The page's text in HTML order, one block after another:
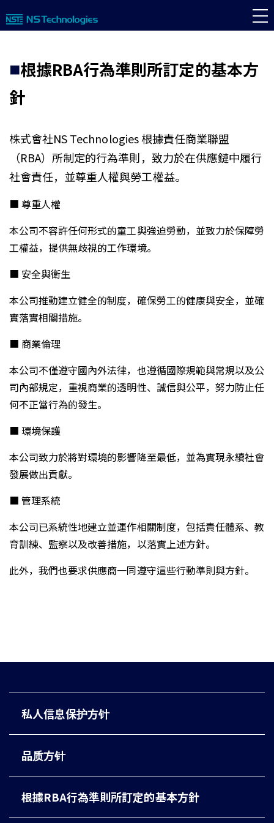
根據RBA行為準則所訂定的基本方
針
株式會社NS Technologies 根據責任商業聯盟
（RBA）所制定的行為準則，致力於在供應鏈中履行
社會責任，並尊重人權與勞工權益。
■ 尊重人權
本公司不容許任何形式的童工與強迫勞動，並致力於保障勞
工權益，提供無歧視的工作環境。
■ 安全與衛生
本公司推動建立健全的制度，確保勞工的健康與安全，並確
實落實相關措施。
■ 商業倫理
本公司不僅遵守國內外法律，也遵循國際規範與常規以及公
司內部規定，重視商業的透明性、誠信與公平，努力防止任
何不正當行為的發生。
■ 環境保護
本公司致力於將對環境的影響降至最低，並為實現永續社會
發展做出貢獻。
■ 管理系統
本公司已系統性地建立並運作相關制度，包括責任體系、教
育訓練、監察以及改善措施，以落實上述方針。
此外，我們也要求供應商一同遵守這些行動準則與方針。
私人信息保护方针
品质方针
根據RBA行為準則所訂定的基本方針